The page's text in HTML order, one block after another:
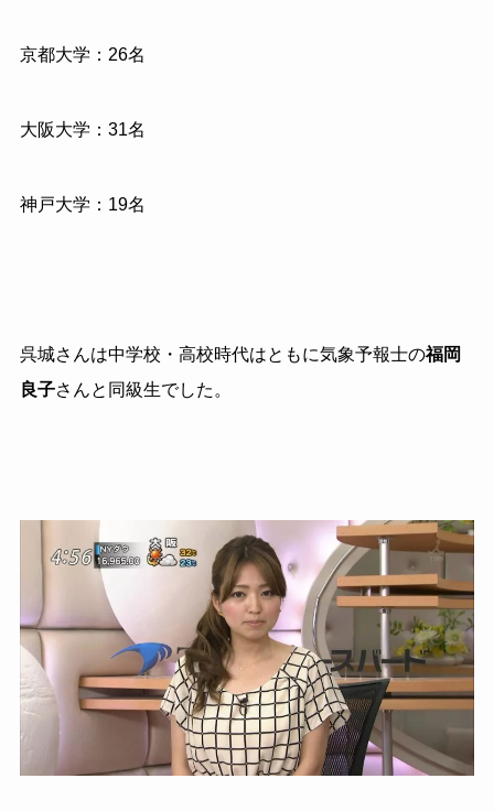
京都大学：26名
大阪大学：31名
神戸大学：19名
呉城さんは中学校・高校時代はともに気象予報士の福岡
良子さんと同級生でした。